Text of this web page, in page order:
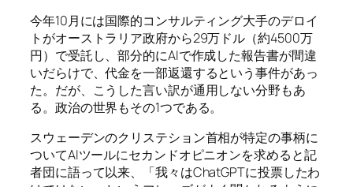
今年10月には国際的コンサルティング大手のデロイ
トがオーストラリア政府から29万ドル（約4500万
円）で受託し、部分的にAIで作成した報告書が間違
いだらけで、代金を一部返還するという事件があっ
た。だが、こうした言い訳が通用しない分野もあ
る。政治の世界もその1つである。
スウェーデンのクリステション首相が特定の事柄に
ついてAIツールにセカンドオピニオンを求めると記
者団に語って以来、「我々はChatGPTに投票したわ